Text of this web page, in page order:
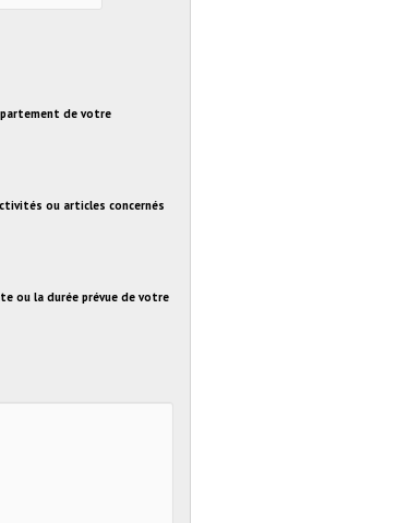
de votre
ou articles concernés
ou la durée prévue de votre